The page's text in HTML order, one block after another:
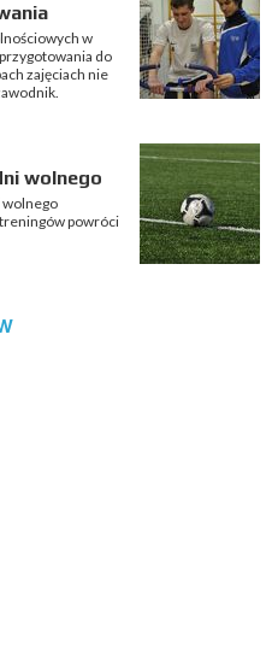
w
do
zajęciach nie
wolnego
wolnego
powróci